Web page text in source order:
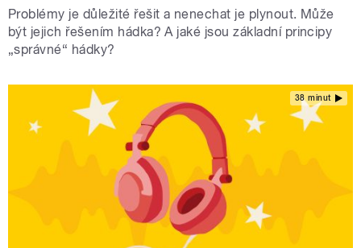
Problémy je důležité řešit a nenechat je plynout. Může
být jejich řešením hádka? A jaké jsou základní principy
„správné“ hádky?
38 minut